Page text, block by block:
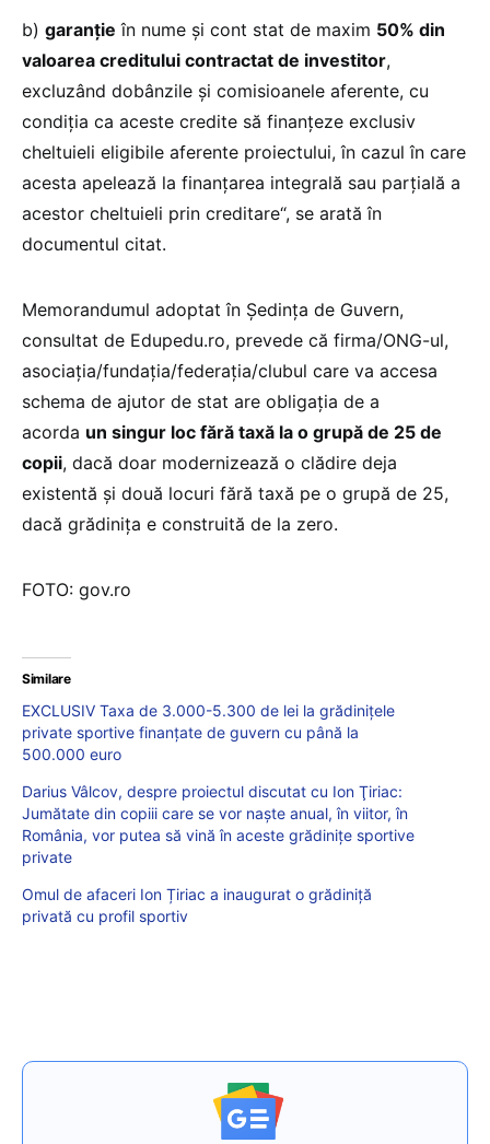
b) garanţie în nume şi cont stat de maxim 50% din
valoarea creditului contractat de investitor,
excluzând dobânzile și comisioanele aferente, cu
condiţia ca aceste credite să finanţeze exclusiv
cheltuieli eligibile aferente proiectului, în cazul în care
acesta apelează la finanţarea integrală sau parţială a
acestor cheltuieli prin creditare“, se arată în
documentul citat.
Memorandumul adoptat în Ședința de Guvern,
consultat de Edupedu.ro, prevede că firma/ONG-ul,
asociația/fundația/federația/clubul care va accesa
schema de ajutor de stat are obligația de a
acorda un singur loc fără taxă la o grupă de 25 de
copii, dacă doar modernizează o clădire deja
existentă și două locuri fără taxă pe o grupă de 25,
dacă grădinița e construită de la zero.
FOTO: gov.ro
Similare
EXCLUSIV Taxa de 3.000-5.300 de lei la grădinițele
private sportive finanțate de guvern cu până la
500.000 euro
Darius Vâlcov, despre proiectul discutat cu Ion Ţiriac:
Jumătate din copiii care se vor naşte anual, în viitor, în
România, vor putea să vină în aceste grădiniţe sportive
private
Omul de afaceri Ion Țiriac a inaugurat o grădiniță
privată cu profil sportiv